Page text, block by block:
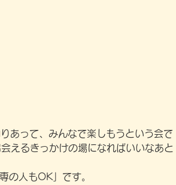
あって、みんなで楽しもうという会で
えるきっかけの場になればいいなあと
の人もOK」です。